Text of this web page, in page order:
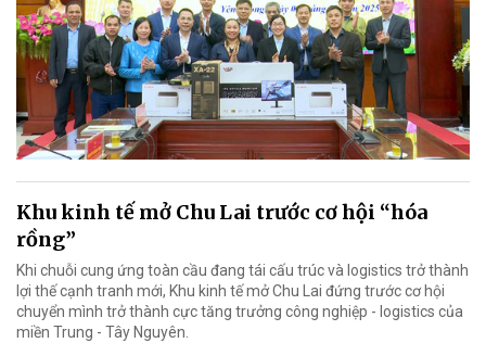
Khu kinh tế mở Chu Lai trước cơ hội “hóa
rồng”
Khi chuỗi cung ứng toàn cầu đang tái cấu trúc và logistics trở thành
lợi thế cạnh tranh mới, Khu kinh tế mở Chu Lai đứng trước cơ hội
chuyển mình trở thành cực tăng trưởng công nghiệp - logistics của
miền Trung - Tây Nguyên.